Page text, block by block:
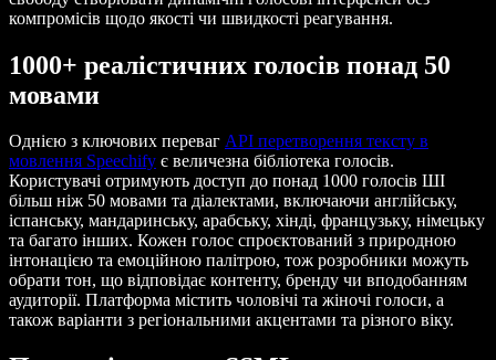
компромісів щодо якості чи швидкості реагування.
1000+ реалістичних голосів понад 50
мовами
Однією з ключових переваг API перетворення тексту в
мовлення Speechify є величезна бібліотека голосів.
Користувачі отримують доступ до понад 1000 голосів ШІ
більш ніж 50 мовами та діалектами, включаючи англійську,
іспанську, мандаринську, арабську, хінді, французьку, німецьку
та багато інших. Кожен голос спроєктований з природною
інтонацією та емоційною палітрою, тож розробники можуть
обрати тон, що відповідає контенту, бренду чи вподобанням
аудиторії. Платформа містить чоловічі та жіночі голоси, а
також варіанти з регіональними акцентами та різного віку.